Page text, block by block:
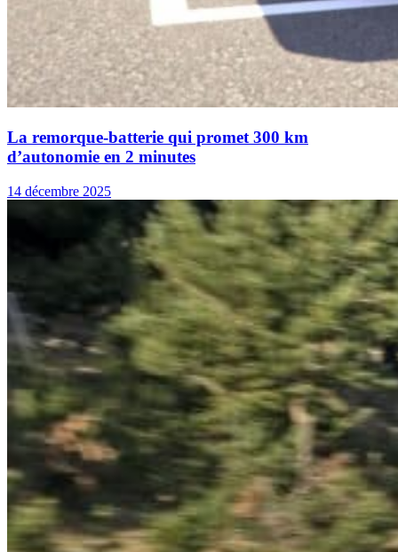
La remorque-batterie qui promet 300 km
d’autonomie en 2 minutes
14 décembre 2025